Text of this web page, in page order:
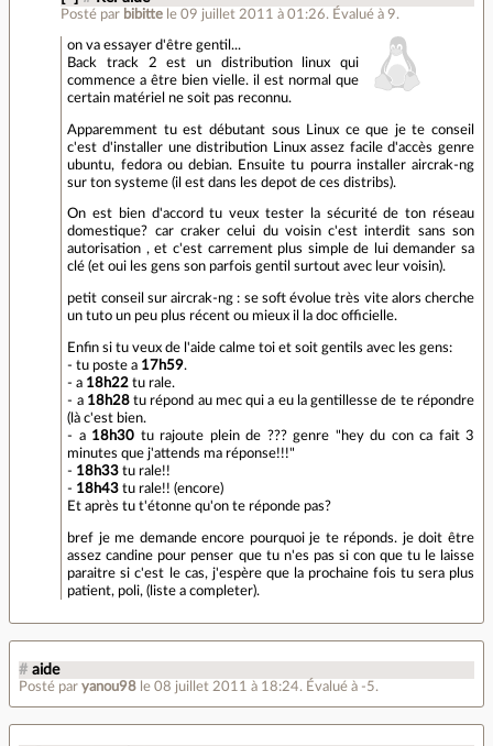
Posté par bibitte le 09 juillet 2011 à 01:26. Évalué à9.
on va essayer d'être gentil...
Back track 2 est un distribution linux qui
commence a être bien vielle. il est normal que
certain matériel ne soit pas reconnu.
Apparemment tu est débutant sous Linux ce que je te conseil
c'est d'installer une distribution Linux assez facile d'accès genre
ubuntu, fedora ou debian. Ensuite tu pourra installer aircrak-ng
sur ton systeme (il est dans les depot de ces distribs).
On est bien d'accord tu veux tester la sécurité de ton réseau
domestique? car craker celui du voisin c'est interdit sans son
autorisation , et c'est carrement plus simple de lui demander sa
clé (et oui les gens son parfois gentil surtout avec leur voisin).
petit conseil sur aircrak-ng : se soft évolue très vite alors cherche
un tuto un peu plus récent ou mieux il la doc officielle.
Enfin si tu veux de l'aide calme toi et soit gentils avec les gens:
- tu poste a 17h59.
- a 18h22 tu rale.
- a 18h28tu répond au mec qui a eu la gentillesse de te répondre
(là c'est bien.
- a 18h30 tu rajoute plein de ??? genre "hey du con ca fait 3
minutes que j'attends ma réponse!!!"
- 18h33 tu rale!!
- 18h43 tu rale!! (encore)
Et après tu t'étonne qu'on te réponde pas?
bref je me demande encore pourquoi je te réponds. je doit être
assez candine pour penser que tu n'es pas si con que tu le laisse
paraitre si c'est le cas, j'espère que la prochaine fois tu sera plus
patient, poli, (liste a completer).
# aide
Posté par yanou98 le 08 juillet 2011 à 18:24. Évalué à -5.